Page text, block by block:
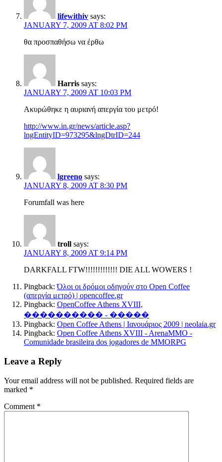
lifewithiv says:
JANUARY 7, 2009 AT 8:02 PM
θα προσπαθήσω να έρθω
Harris says:
JANUARY 7, 2009 AT 10:03 PM
Ακυρώθηκε η αυριανή απεργία του μετρό!
http://www.in.gr/news/article.asp?
lngEntityID=973295&lngDtrID=244
lgreeno says:
JANUARY 8, 2009 AT 8:30 PM
Forumfall was here
troll says:
JANUARY 8, 2009 AT 9:14 PM
DARKFALL FTW!!!!!!!!!!!!! DIE ALL WOWERS !
Pingback:Όλοι οι δρόμοι οδηγούν στο Open Coffee
(απεργία μετρό) | opencoffee.gr
Pingback: OpenCoffee Athens XVIII,
���������� - �����
Pingback: Open Coffee Athens | Iανουάριος 2009 | neolaia.gr
Pingback: Open Coffee Athens XVIII - ArenaMMO -
Comunidade brasileira dos jogadores de MMORPG
Leave a Reply
Your email address will not be published. Required fields are
marked *
Comment *